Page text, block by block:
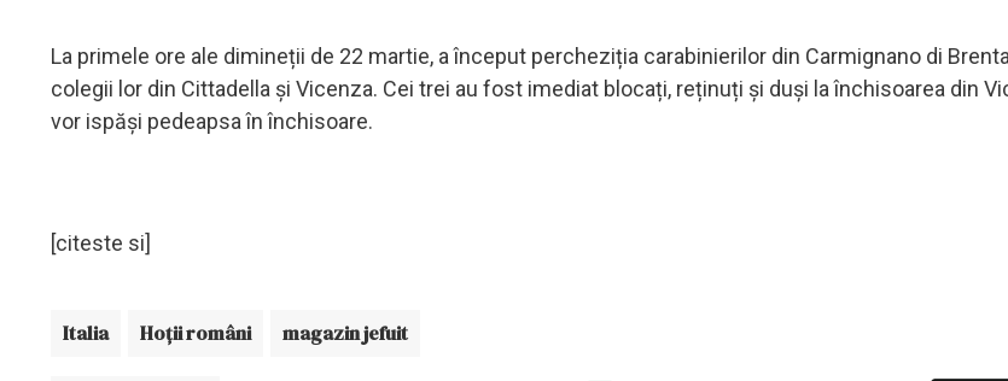
La primele ore ale dimineții de 22 martie, a început percheziția carabinierilor din Carmignano di
colegii lor din Cittadella și Vicenza. Cei trei au fost imediat blocați, reținuți și duși la închisoarea din
vor ispăși pedeapsa în închisoare.
[citeste si]
Italia Hoţii români magazin jefuit